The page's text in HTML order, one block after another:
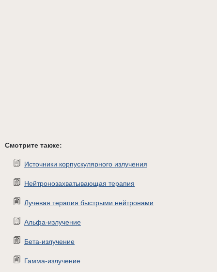
Смотрите также:
Источники корпускулярного излучения
Нейтронозахватывающая терапия
Лучевая терапия быстрыми нейтронами
Альфа-излучение
Бета-излучение
Гамма-излучение